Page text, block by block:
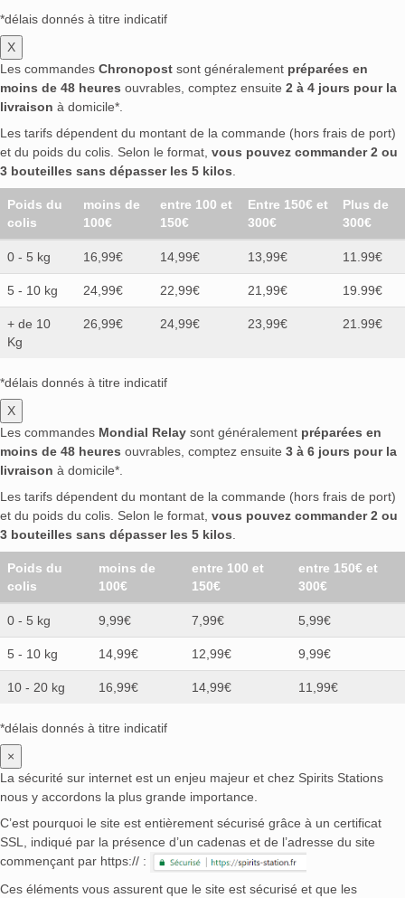
*délais donnés à titre indicatif
X
Les commandes Chronopost sont généralement préparées en
moins de 48 heures ouvrables, comptez ensuite 2 à 4 jours pour la
livraison à domicile*.
Les tarifs dépendent du montant de la commande (hors frais de port)
et du poids du colis. Selon le format, vous pouvez commander 2 ou
3 bouteilles sans dépasser les 5 kilos.
Poids du
colis
moins de
100€
entre 100 et
150€
Entre 150€ et
300€
Plus de
300€
0 - 5 kg 16,99€ 14,99€ 13,99€ 11.99€
5 - 10 kg 24,99€ 22,99€ 21,99€ 19.99€
+ de 10
Kg
26,99€ 24,99€ 23,99€ 21.99€
*délais donnés à titre indicatif
X
Les commandes Mondial Relay sont généralement préparées en
moins de 48 heures ouvrables, comptez ensuite 3 à 6 jours pour la
livraison à domicile*.
Les tarifs dépendent du montant de la commande (hors frais de port)
et du poids du colis. Selon le format, vous pouvez commander 2 ou
3 bouteilles sans dépasser les 5 kilos.
Poids du
colis
moins de
100€
entre 100 et
150€
entre 150€ et
300€
0 - 5 kg 9,99€ 7,99€ 5,99€
5 - 10 kg 14,99€ 12,99€ 9,99€
10 - 20 kg 16,99€ 14,99€ 11,99€
*délais donnés à titre indicatif
×
La sécurité sur internet est un enjeu majeur et chez Spirits Stations
nous y accordons la plus grande importance.
C’est pourquoi le site est entièrement sécurisé grâce à un certificat
SSL, indiqué par la présence d’un cadenas et de l’adresse du site
commençant par https:// :
Ces éléments vous assurent que le site est sécurisé et que les